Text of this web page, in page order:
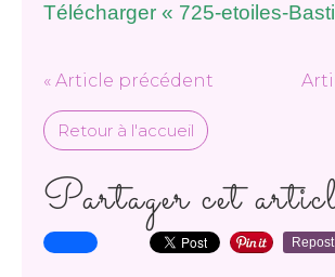
Télécharger « 725-etoiles-
« Article précédent
Retour à l'accueil
Partager cet
Repost